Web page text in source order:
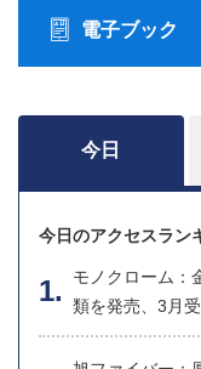
電子ブック
今日
今日のアクセスラン
モノクローム：
類を発売、3月